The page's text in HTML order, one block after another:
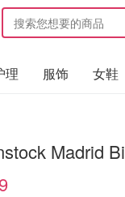
理 服饰 女鞋
Madrid